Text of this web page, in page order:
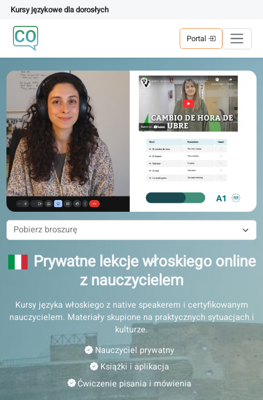
Kursy językowe dla dorosłych
Portal
Prywatne lekcje włoskiego
z nauczycielem
Kursy języka włoskiego z native speakerem i
nauczycielem. Materiały skupione na praktycznych
kulturze.
Nauczyciel prywatny